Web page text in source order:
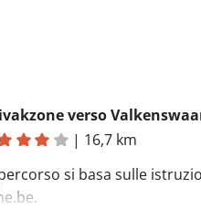
| 16,7 km
si basa sulle